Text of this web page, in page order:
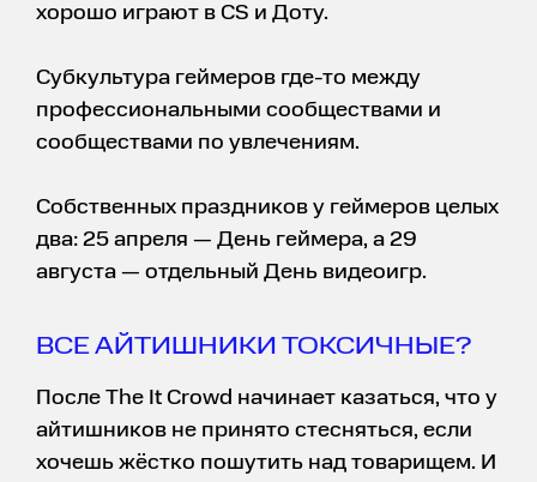
хорошо играют в CS и Доту.
Субкультура геймеров где-то между
профессиональными сообществами и
сообществами по увлечениям.
Собственных праздников у геймеров целых
два: 25 апреля — День геймера, а 29
августа — отдельный День видеоигр.
ВСЕ АЙТИШНИКИ ТОКСИЧНЫЕ?
После The It Crowd начинает казаться, что у
айтишников не принято стесняться, если
хочешь жёстко пошутить над товарищем. И